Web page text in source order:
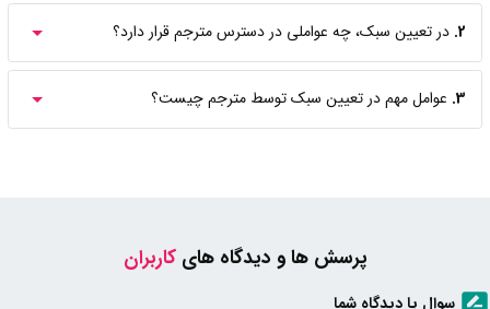
2. در تعیین سبک، چه عواملی در دسترس مترجم قرار دارد؟
3. عوامل مهم در تعیین سبک توسط مترجم چیست؟
پرسش ها و دیدگاه هایکاربران
سوال یا دیدگاه شما